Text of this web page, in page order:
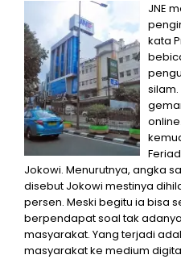
JNE
kata
Jokowi. Menurutnya, angka
disebut Jokowi mestinya
persen. Meski begitu ia bisa
berpendapat soal tak
masyarakat. Yang terjadi
masyarakat ke medium